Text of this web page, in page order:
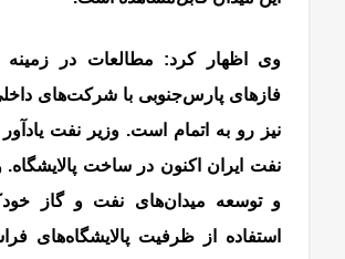
وی اظهار کرد: مطالعات در زمینه
فازهای پارس‌جنوبی با شرکت‌های
نیز رو به اتمام است. وزیر نفت
نفت ایران اکنون در ساخت
و توسعه میدان‌‌‌‌‌‌های نفت و گاز
استفاده از ظرفیت پالایشگاه‌های